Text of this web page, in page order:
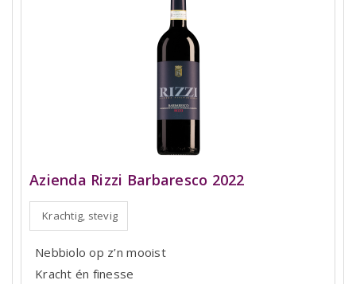
Azienda Rizzi Barbaresco 2022
Krachtig, stevig
Nebbiolo op z’n mooist
Kracht én finesse